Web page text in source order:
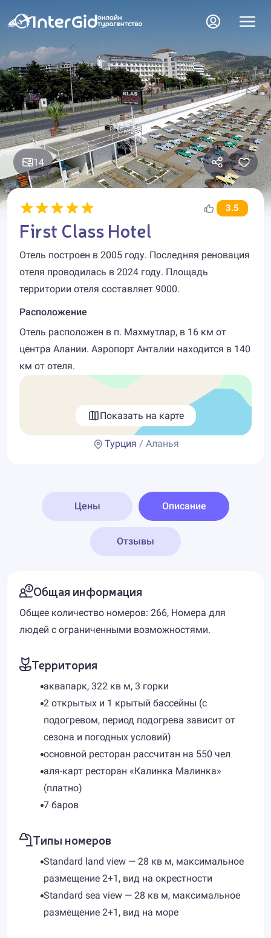
14
3.5
First Class Hotel
Отель построен в 2005 году. Последняя реновация
отеля проводилась в 2024 году. Площадь
территории отеля составляет 9000.
Расположение
Отель расположен в п. Махмутлар, в 16 км от
центра Алании. Аэропорт Анталии находится в 140
км от отеля.
Показать на карте
Турция / Аланья
Цены Описание
Отзывы
Общая информация
Общее количество номеров: 266, Номера для
людей с ограниченными возможностями.
Территория
аквапарк, 322 кв м, 3 горки
2 открытых и 1 крытый бассейны (с
подогревом, период подогрева зависит от
сезона и погодных условий)
основной ресторан рассчитан на 550 чел
аля-карт ресторан «Калинка Малинка»
(платно)
7 баров
Типы номеров
Standard land view — 28 кв м, максимальное
размещение 2+1, вид на окрестности
Standard sea view — 28 кв м, максимальное
размещение 2+1, вид на море